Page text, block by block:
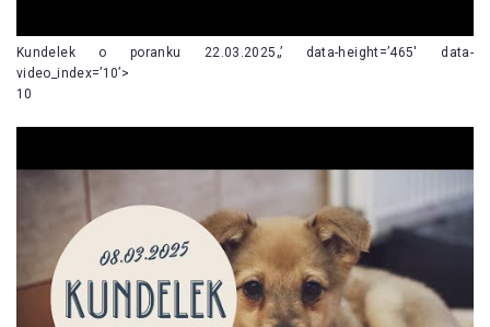
Kundelek o poranku 22.03.2025„’ data-height=’465′ data-
video_index=’10’>
10